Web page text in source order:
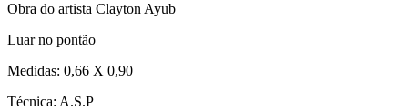
Obra do artista Clayton Ayub
Luar no pontão
Medidas: 0,66 X 0,90
Técnica: A.S.P